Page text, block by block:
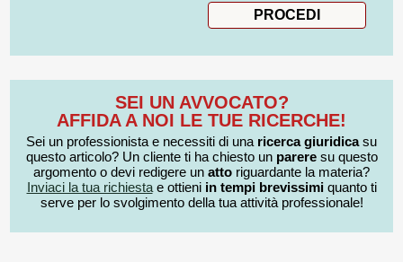
SEI UN AVVOCATO?
AFFIDA A NOI LE TUE RICERCHE!
Sei un professionista e necessiti di una ricerca giuridicasu
questo articolo? Un cliente ti ha chiesto un pareresu questo
argomento o devi redigere un atto riguardante la materia?
Inviaci la tua richiestae ottieni in tempi brevissimiquanto ti
serve per lo svolgimento della tua attività professionale!